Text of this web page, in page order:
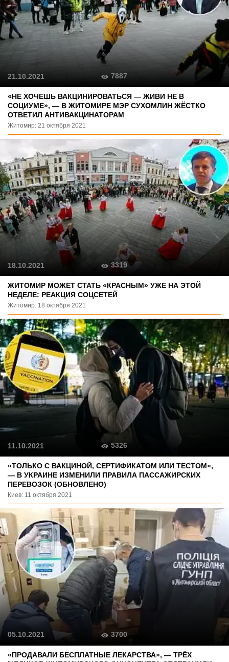
«НЕ ХОЧЕШЬ ВАКЦИНИРОВАТЬСЯ — ЖИВИ НЕ В
СОЦИУМЕ», — В ЖИТОМИРЕ МЭР СУХОМЛИН ЖЁСТКО
ОТВЕТИЛ АНТИВАКЦИНАТОРАМ
Житомир: 21 октября 2021
21.10.2021 7887
ЖИТОМИР МОЖЕТ СТАТЬ «КРАСНЫМ» УЖЕ НА ЭТОЙ
НЕДЕЛЕ: РЕАКЦИЯ СОЦСЕТЕЙ
Житомир: 18 октября 2021
18.10.2021 3319
«ТОЛЬКО С ВАКЦИНОЙ, СЕРТИФИКАТОМ ИЛИ ТЕСТОМ»,
— В УКРАИНЕ ИЗМЕНИЛИ ПРАВИЛА ПАССАЖИРСКИХ
ПЕРЕВОЗОК (ОБНОВЛЕНО)
Киев: 11 октября 2021
11.10.2021 5326
«ПРОДАВАЛИ БЕСПЛАТНЫЕ ЛЕКАРСТВА», — ТРЁХ
05.10.2021 3700